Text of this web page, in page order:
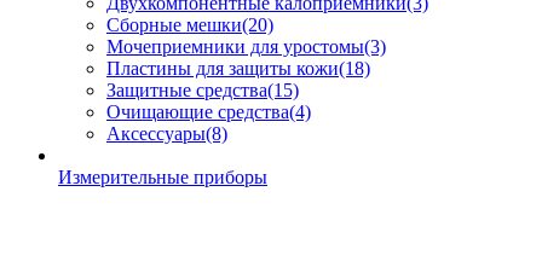
Сборные мешки(20)
Мочеприемники для уростомы(3)
Пластины для защиты кожи(18)
Защитные средства(15)
Очищающие средства(4)
Аксессуары(8)
Измерительные приборы